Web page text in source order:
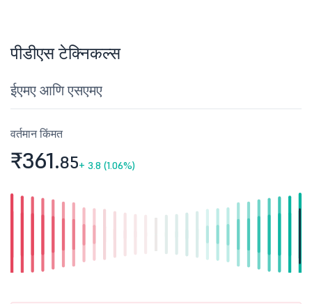
पीडीएस टेक्निकल्स
ईएमए आणि एसएमए
वर्तमान किंमत
₹361.85+ 3.8 (1.06%)